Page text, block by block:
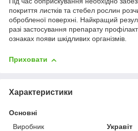
покриття листків та стебел рослин
обробленої поверхні. Найкращий
разі застосування препарату
ознаках появи шкідливих організмів.
Приховати
Характеристики
Основні
Виробник
Укравіт